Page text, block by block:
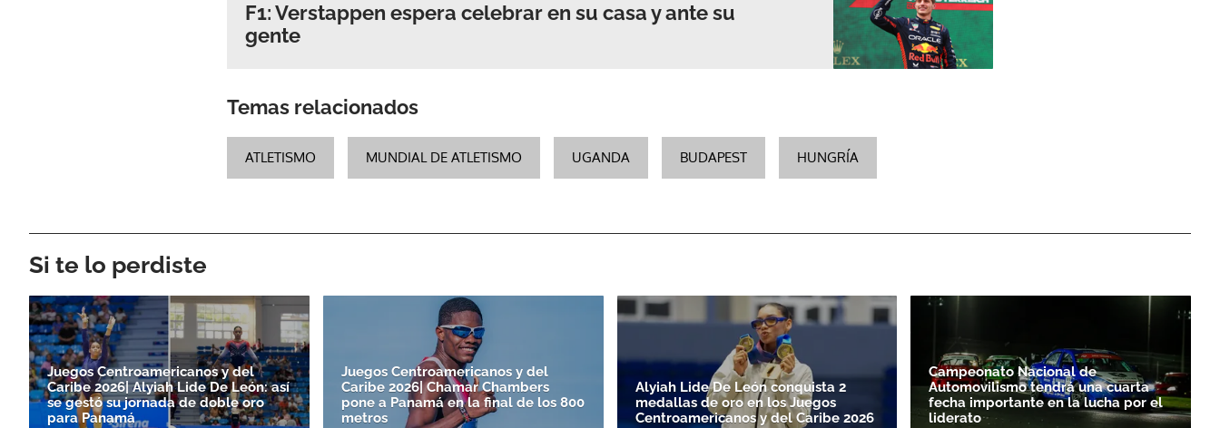
F1: Verstappen espera celebrar en su casa y ante su
gente
Temas relacionados
ATLETISMO MUNDIAL DE ATLETISMO UGANDA BUDAPEST HUNGRÍA
Si te lo perdiste
Juegos Centroamericanos y del
Caribe 2026| Alyiah Lide De León: así
se gestó su jornada de doble oro
para Panamá
Juegos Centroamericanos y del
Caribe 2026| Chamar Chambers
pone a Panamá en la final de los 800
metros
Alyiah Lide De León conquista 2
medallas de oro en los Juegos
Centroamericanos y del Caribe 2026
Campeonato Nacional de
Automovilismo tendrá una cuarta
fecha importante en la lucha por el
liderato